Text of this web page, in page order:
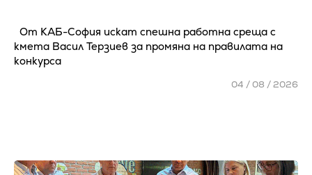
От КАБ-София искат спешна работна среща с
кмета Васил Терзиев за промяна на правилата на
конкурса
04 / 08 / 2026